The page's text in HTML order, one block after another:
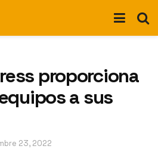
proporciona
a sus
23, 2022